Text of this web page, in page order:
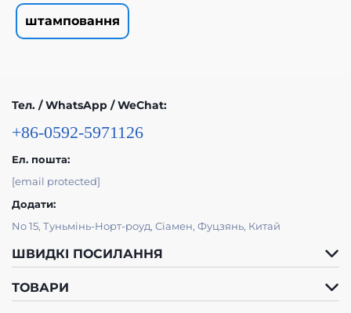
штамповання
Тел. / WhatsApp / WeChat:
+86-0592-5971126
Ел. пошта:
[email protected]
Додати:
No 15, Туньмінь-Норт-роуд, Сіамен, Фуцзянь, Китай
ШВИДКІ ПОСИЛАННЯ
ТОВАРИ